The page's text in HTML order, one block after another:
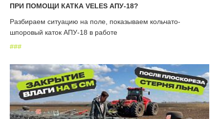
ПРИ ПОМОЩИ КАТКА VELES АПУ-18?
Разбираем ситуацию на поле, показываем кольчато-
шпоровый каток АПУ-18 в работе
###